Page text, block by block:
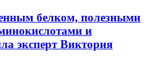
белком, полезными
и
эксперт Виктория